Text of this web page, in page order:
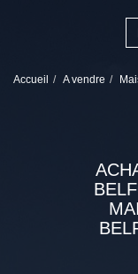
Accueil A vendre